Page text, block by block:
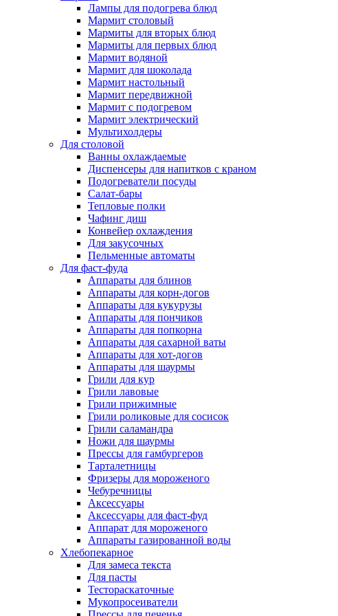
Лампы для подогрева блюд
Мармит столовый
Мармиты для вторых блюд
Мармиты для первых блюд
Мармит водяной
Мармит для шоколада
Мармит настольный
Мармит передвижной
Мармит с подогревом
Мармит электрический
Мультихолдеры
Для столовой
Ванны охлаждаемые
Диспенсеры для напитков с краном
Подогреватели посуды
Салат-бары
Тепловые полки
Чафинг диш
Конвейер охлаждения
Для закусочных
Пельменные автоматы
Для фаст-фуда
Аппараты для блинов
Аппараты для корн-догов
Аппараты для кукурузы
Аппараты для пончиков
Аппараты для попкорна
Аппараты для сахарной ваты
Аппараты для хот-догов
Аппараты для шаурмы
Грили для кур
Грили лавовые
Грили прижимные
Грили роликовые для сосисок
Грили саламандра
Ножи для шаурмы
Прессы для гамбургеров
Тарталетницы
Фризеры для мороженого
Чебуречницы
Аксессуары
Аксессуары для фаст-фуд
Аппарат для мороженого
Аппараты газированной воды
Хлебопекарное
Для замеса текста
Для пасты
Тестораскаточные
Мукопросеиватели